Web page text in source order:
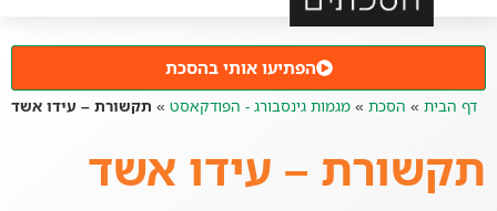
הפתיעו אותי בהסכת
דף הבית » הסכת » מגמות גינסבורג - הפודקאסט » תקשורת – עידו אשד
תקשורת – עידו אשד